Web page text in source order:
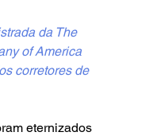
da The
of America
corretores de
eternizados